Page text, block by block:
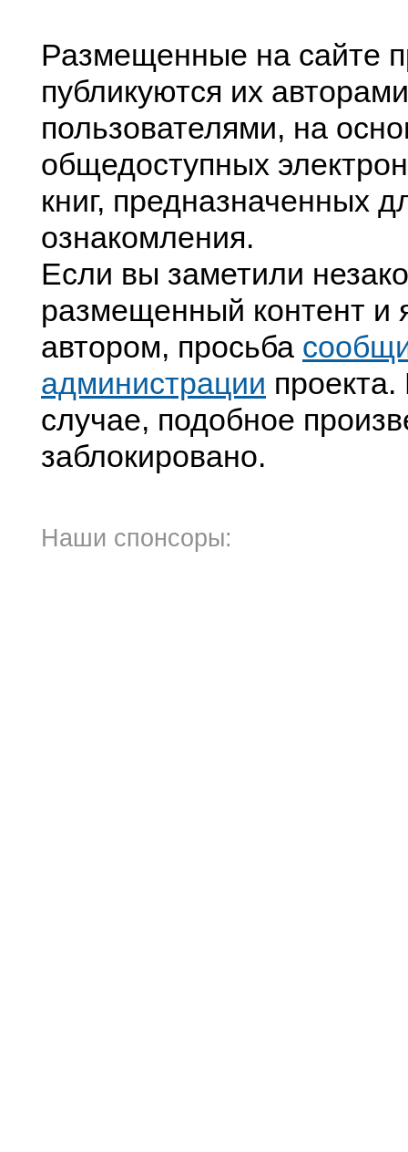
Размещенные на сайте
публикуются их
пользователями, на
общедоступных
книг, предназначенных
ознакомления.
Если вы заметили
размещенный контент и
автором, просьба
администрации
случае, подобное
заблокировано.
Наши спонсоры: